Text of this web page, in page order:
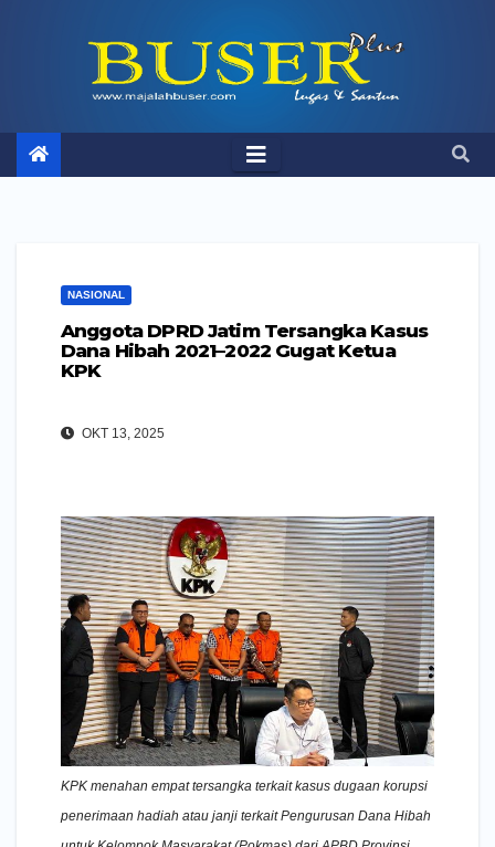
NASIONAL
Anggota DPRD Jatim Tersangka Kasus
Dana Hibah 2021–2022 Gugat Ketua
KPK
OKT 13, 2025
KPK menahan empat tersangka terkait kasus dugaan korupsi
penerimaan hadiah atau janji terkait Pengurusan Dana Hibah